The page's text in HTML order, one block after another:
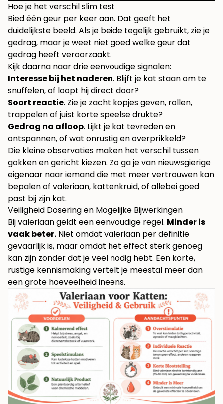
Hoe je het verschil slim test
Bied één geur per keer aan. Dat geeft het
duidelijkste beeld. Als je beide tegelijk gebruikt, zie je
gedrag, maar je weet niet goed welke geur dat
gedrag heeft veroorzaakt.
Kijk daarna naar drie eenvoudige signalen:
Interesse bij het naderen. Blijft je kat staan om te
snuffelen, of loopt hij direct door?
Soort reactie. Zie je zacht kopjes geven, rollen,
trappelen of juist korte speelse drukte?
Gedrag na afloop. Lijkt je kat tevreden en
ontspannen, of wat onrustig en overprikkeld?
Die kleine observaties maken het verschil tussen
gokken en gericht kiezen. Zo ga je van nieuwsgierige
eigenaar naar iemand die met meer vertrouwen kan
bepalen of valeriaan, kattenkruid, of allebei goed
past bij zijn kat.
Veiligheid Dosering en Mogelijke Bijwerkingen
Bij valeriaan geldt een eenvoudige regel. Minder is
vaak beter. Niet omdat valeriaan per definitie
gevaarlijk is, maar omdat het effect sterk genoeg
kan zijn zonder dat je veel nodig hebt. Een korte,
rustige kennismaking vertelt je meestal meer dan
een grote hoeveelheid ineens.